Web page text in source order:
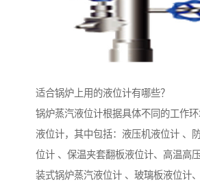
适合锅炉上用的液位计有哪些？
锅炉蒸汽液位计根据具体不同的工作
液位计，其中包括：液压机液位计 、
位计 、保温夹套翻板液位计、高温高
装式锅炉蒸汽液位计 、玻璃板液位计